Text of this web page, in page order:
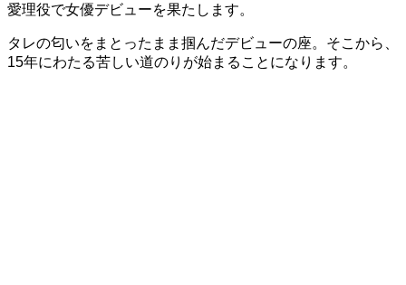
愛理役で女優デビューを果たします。
タレの匂いをまとったまま掴んだデビューの座。そこから、
15年にわたる苦しい道のりが始まることになります。